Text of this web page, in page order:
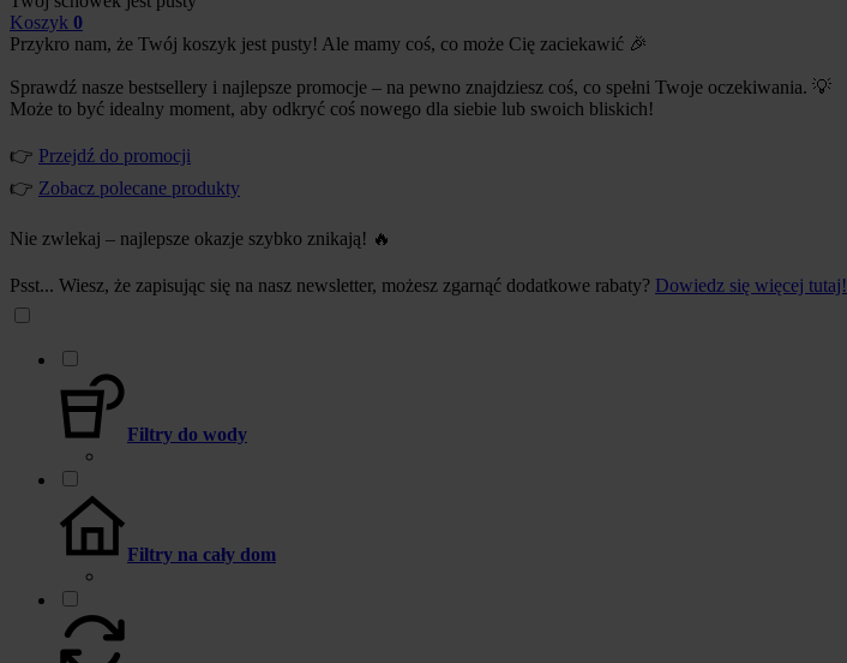
Koszyk 0
Przykro nam, że Twój koszyk jest pusty! Ale mamy coś, co może Cię zaciekawić 🎉
Sprawdź nasze bestsellery i najlepsze promocje – na pewno znajdziesz coś, co spełni Twoje oczekiwania. 💡
Może to być idealny moment, aby odkryć coś nowego dla siebie lub swoich bliskich!
👉 Przejdź do promocji
👉 Zobacz polecane produkty
Nie zwlekaj – najlepsze okazje szybko znikają! 🔥
Psst... Wiesz, że zapisując się na nasz newsletter, możesz zgarnąć dodatkowe rabaty? Dowiedz się więcej tutaj!
Filtry do wody
Filtry na cały dom